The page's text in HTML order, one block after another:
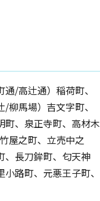
/高辻通）稲荷町、
柳馬場）吉文字町、
町、泉正寺町、高材木
屋之町、立売中之
、長刀鉾町、匂天神
路町、元悪王子町、